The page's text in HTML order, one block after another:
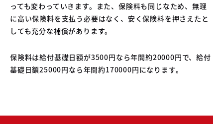
っても変わっていきます。また、保険料も同じなため、無理
に高い保険料を支払う必要はなく、安く保険料を押さえたと
しても充分な補償があります。
保険料は給付基礎日額が3500円なら年間約20000円で、給付
基礎日額25000円なら年間約170000円になります。